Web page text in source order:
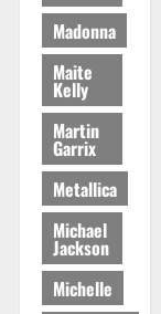
Madonna
Maite
Kelly
Martin
Garrix
Metallica
Michael
Jackson
Michelle